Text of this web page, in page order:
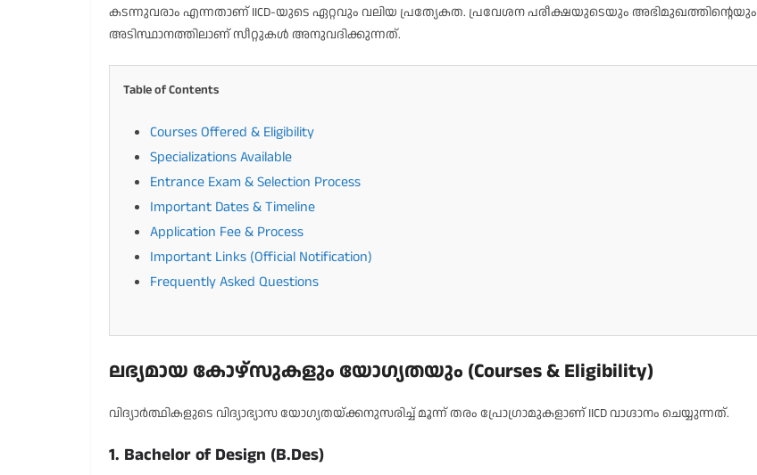
കടന്നുവരാം എന്നതാണ് IICD-യുടെ ഏറ്റവും വലിയ പ്രത്യേകത. പ്രവേശന പരീക്ഷയുടെയും അഭിമുഖത്തിന്റെയും
അടിസ്ഥാനത്തിലാണ് സീറ്റുകൾ അനുവദിക്കുന്നത്.
Table of Contents
Courses Offered & Eligibility
Specializations Available
Entrance Exam & Selection Process
Important Dates & Timeline
Application Fee & Process
Important Links (Official Notification)
Frequently Asked Questions
ലഭ്യമായ കോഴ്സുകളും യോഗ്യതയും (Courses & Eligibility)
വിദ്യാർത്ഥികളുടെ വിദ്യാഭ്യാസ യോഗ്യതയ്ക്കനുസരിച്ച് മൂന്ന് തരം പ്രോഗ്രാമുകളാണ് IICD വാഗ്ദാനം ചെയ്യുന്നത്.
1. Bachelor of Design (B.Des)